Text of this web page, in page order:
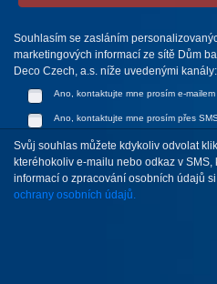
Souhlasím se zasláním
marketingových informací ze sítě Dům
Deco Czech, a.s. níže uvedenými kanály:
Ano, kontaktujte mne prosím e-mailem
Ano, kontaktujte mne prosím přes
Svůj souhlas můžete kdykoliv odvolat
kteréhokoliv e-mailu nebo odkaz v
informací o zpracování osobních údajů
ochrany osobních údajů.